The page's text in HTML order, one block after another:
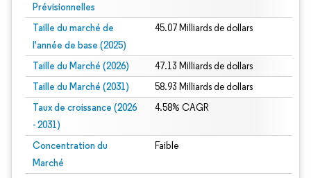
Prévisionnelles
Taille du marché de
l'année de base (2025)
45.07 Milliards de dollars
Taille du Marché (2026) 47.13 Milliards de dollars
Taille du Marché (2031) 58.93 Milliards de dollars
Taux de croissance (2026
- 2031)
4.58% CAGR
Concentration du
Marché
Faible